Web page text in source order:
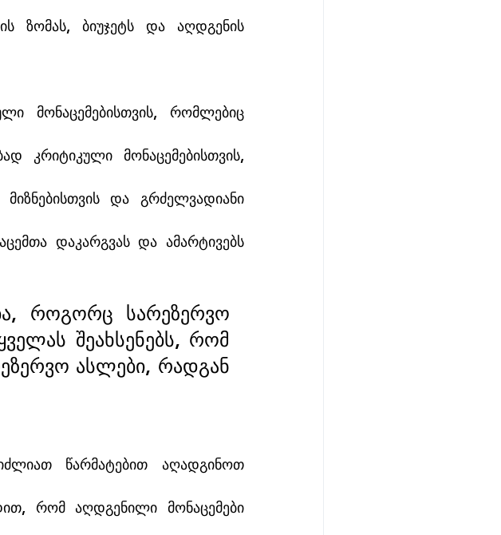
ზომას, ბიუჯეტს და აღდგენის
მონაცემებისთვის, რომლებიც
კრიტიკული მონაცემებისთვის,
და გრძელვადიანი
დაკარგვას და ამარტივებს
როგორც სარეზერვო
შეახსენებს, რომ
ასლები, რადგან
წარმატებით აღადგინოთ
რომ აღდგენილი მონაცემები